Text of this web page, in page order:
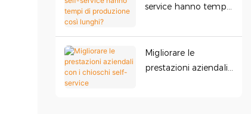
service hanno tempi
lunghi?
Migliorare le
prestazioni aziendali